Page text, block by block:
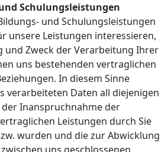
Schulungsleistungen
und Schulungsleistungen
unsere Leistungen interessieren,
und Zweck der Verarbeitung Ihrer
uns bestehenden vertraglichen
In diesem Sinne
verarbeiteten Daten all diejenigen
Inanspruchnahme der
Leistungen durch Sie
wurden und die zur Abwicklung